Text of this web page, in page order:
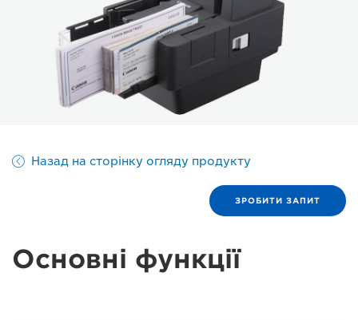
Назад на сторінку огляду продукту
ЗРОБИТИ ЗАПИТ
Основні функції